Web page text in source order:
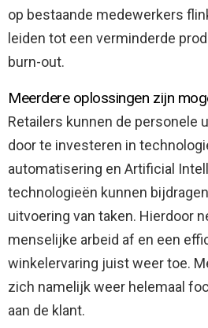
op bestaande medewerkers
leiden tot een verminderde
burn-out.
Meerdere oplossingen zijn
Retailers kunnen de personele
door te investeren in
automatisering en Artificial
technologieën kunnen
uitvoering van taken. Hierdoor
menselijke arbeid af en een
winkelervaring juist weer toe.
zich namelijk weer helemaal
aan de klant.